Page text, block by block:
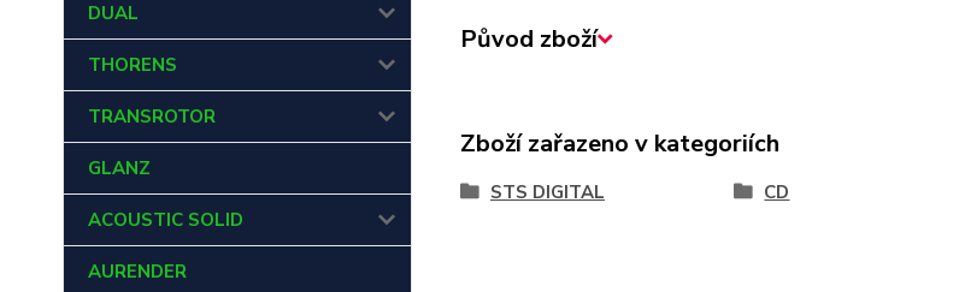
DUAL
THORENS
TRANSROTOR
GLANZ
ACOUSTIC SOLID
AURENDER
Původ zboží
Zboží zařazeno v kategoriích
STS DIGITAL CD